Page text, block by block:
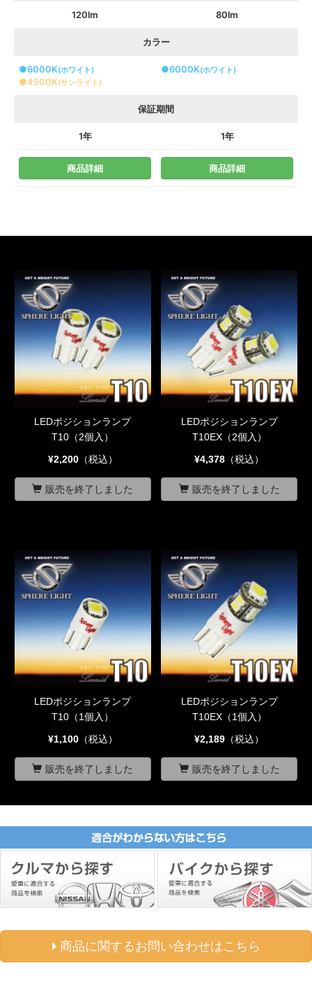
120lm 80lm
カラー
●6000K(ホワイト)
●4500K(サンライト)
●6000K(ホワイト)
保証期間
1年 1年
商品詳細 商品詳細
LEDポジションランプ
T10（2個入）
¥2,200（税込）
販売を終了しました
LEDポジションランプ
T10EX（2個入）
¥4,378 （税込）
販売を終了しました
LEDポジションランプ
T10（1個入）
¥1,100（税込）
販売を終了しました
LEDポジションランプ
T10EX（1個入）
¥2,189 （税込）
販売を終了しました
商品に関するお問い合わせはこちら